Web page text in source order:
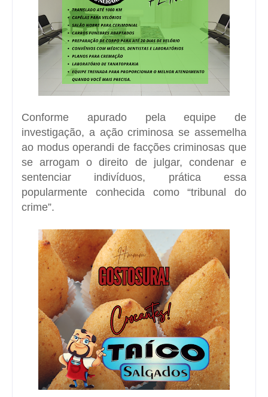
Conforme apurado pela equipe de
investigação, a ação criminosa se assemelha
ao modus operandi de facções criminosas que
se arrogam o direito de julgar, condenar e
sentenciar indivíduos, prática essa
popularmente conhecida como “tribunal do
crime”.